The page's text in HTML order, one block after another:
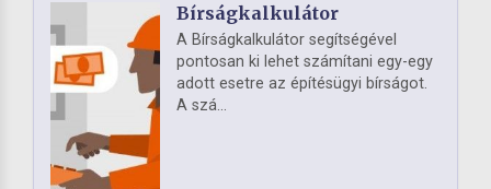
Bírságkalkulátor
A Bírságkalkulátor segítségével
pontosan ki lehet számítani egy-egy
adott esetre az építésügyi bírságot.
A szá...